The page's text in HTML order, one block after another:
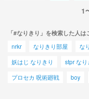
1
「#なりきり」を検索した人
nrkr なりきり部屋 な
妖はじ なりきり
stpr なり
プロセカ 呪術廻戦
boy